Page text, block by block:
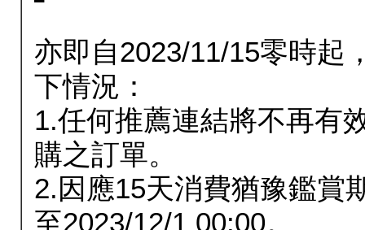
亦即自2023/11/15零時起
下情況：
1.任何推薦連結將不再有
購之訂單。
2.因應15天消費猶豫鑑賞
至2023/12/1 00:00。